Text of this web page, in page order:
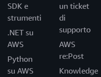
SDK e
strumenti
.NET su
AWS
Python
su AWS
un ticket
di
supporto
AWS
re:Post
Knowledge